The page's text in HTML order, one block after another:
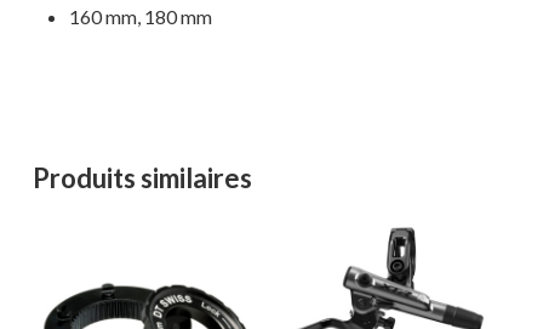
160 mm, 180 mm
Produits similaires